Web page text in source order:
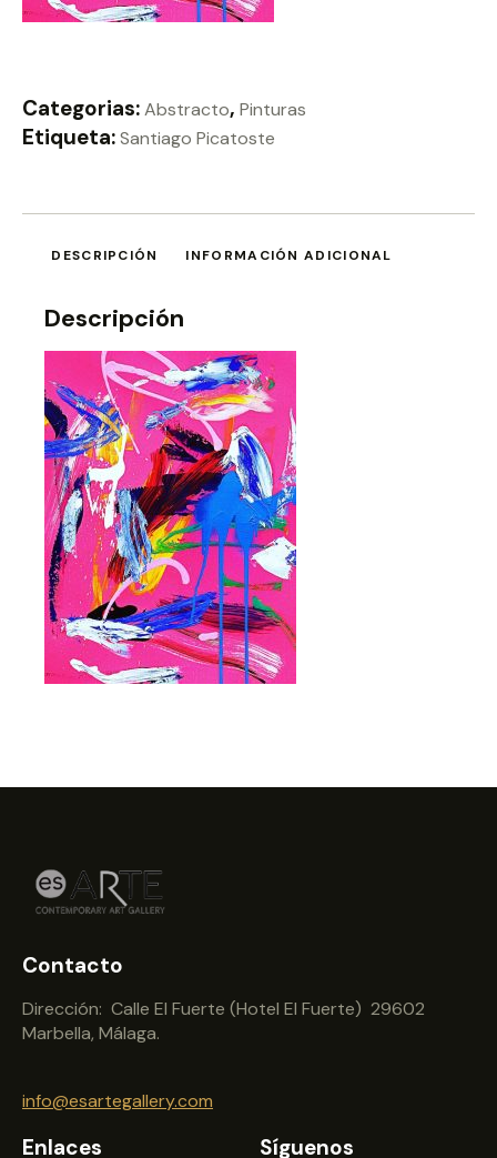
Categorias:Abstracto, Pinturas
Etiqueta:Santiago Picatoste
DESCRIPCIÓN INFORMACIÓN ADICIONAL
Descripción
Contacto
Dirección: Calle El Fuerte (Hotel El Fuerte) 29602
Marbella, Málaga.
info@esartegallery.com
Enlaces Síguenos